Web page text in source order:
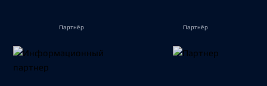
Партнёр Партнёр